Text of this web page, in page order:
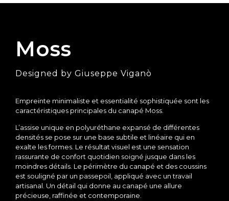
Moss
Designed by Giuseppe Viganò
Empreinte minimaliste et essentialité sophistiquée sont les
caractéristiques principales du canapé Moss.
L’assise unique en polyuréthane expansé de différentes
densités se pose sur une base subtile et linéaire qui en
exalte les formes. Le résultat visuel est une sensation
rassurante de confort quotidien soigné jusque dans les
moindres détails. Le périmètre du canapé et des coussins
est souligné par un passepoil, appliqué avec un travail
artisanal. Un détail qui donne au canapé une allure
précieuse, raffinée et contemporaine.